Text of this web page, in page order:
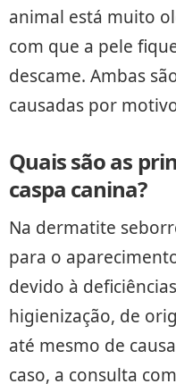
animal está muito
com que a pele
descame. Ambas
causadas por
Quais são as
caspa canina?
Na dermatite
para o
devido à
higienização, de
até mesmo de
caso, a consulta